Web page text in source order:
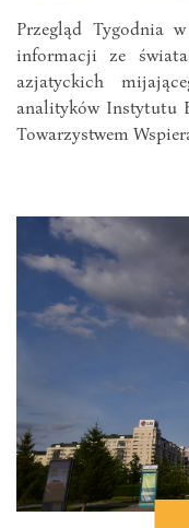
Przegląd Tygodnia
informacji ze
azjatyckich
analityków Instytutu
Towarzystwem